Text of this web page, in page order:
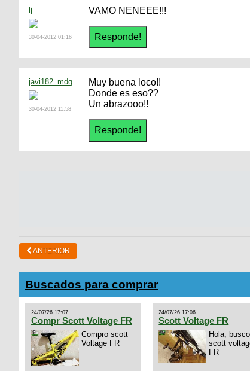
lj
30-04-2012 01:16
VAMO NENEEE!!!
javi182_mdq
30-04-2012 11:58
Muy buena loco!!
Donde es eso??
Un abrazooo!!
ANTERIOR
Buscados para comprar
24/07/26 17:07
Compr Scott Voltage FR
Compro scott
Voltage FR
24/07/26 17:06
Scott Voltage FR
Hola, busco
scott
FR